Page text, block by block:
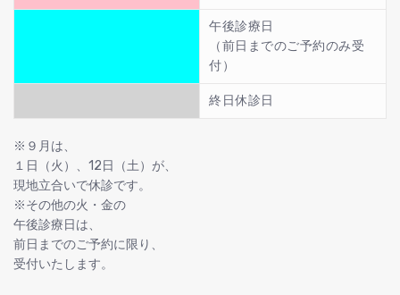
午後診療日
（前日までのご予約のみ受
付）
終日休診日
※９月は、
１日（火）、12日（土）が、
現地立合いで休診です。
※その他の火・金の
午後診療日は、
前日までのご予約に限り、
受付いたします。